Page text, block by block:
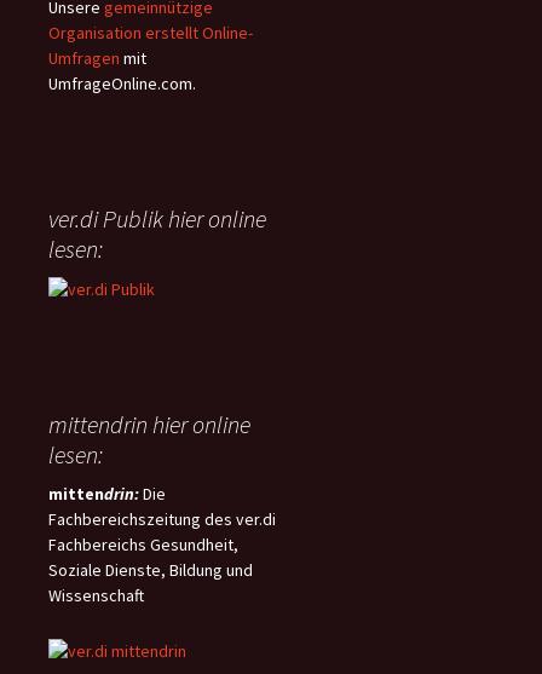
Zeitsouveränität und
Flexibilität soll zudem ein
„Meine-Zeit-Konto“ sorgen,
über das Beschäftigte selbst
Rettungsdienstgesetzes
(NRettDG) beschlossen. Der
wichtigste Inhalt dieses
Gesetzes ist die
erstmalig landesweit rechtlich
geregelt wird.
Unsere gemeinnützige
Organisation erstellt Online-
Umfragen mit
UmfrageOnline.com.
ver.di Publik hier online
lesen:
mittendrin hier online
lesen:
mittendrin:Die
Fachbereichszeitung des ver.di
Fachbereichs Gesundheit,
Soziale Dienste, Bildung und
Wissenschaft